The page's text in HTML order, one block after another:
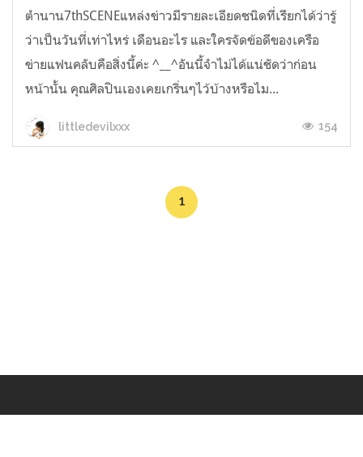
ตำนาน7thSCENEแหล่งข่าวมีรายละเอียดชนิดที่เรียกได้ว่ารู้
ว่าเป็นวันที่เท่าไหร่ เดือนอะไร และใครจัดข้อดีของเครือ
ข่ายแฟนคลับคือสิ่งนี้ค่ะ ^__^อันนี้จำไม่ได้แน่ชัดว่าก่อน
หน้านั้น คุณศิลปินเองเคยเกริ่นๆไว้บ้างหรือไม...
littledevilxxx 154
1